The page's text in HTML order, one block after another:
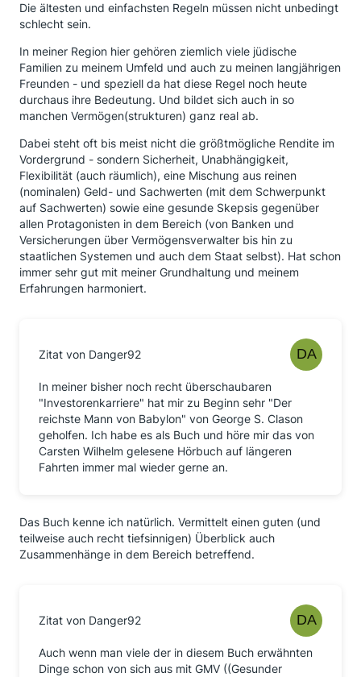
Die ältesten und einfachsten Regeln müssen nicht unbedingt
schlecht sein.
In meiner Region hier gehören ziemlich viele jüdische
Familien zu meinem Umfeld und auch zu meinen langjährigen
Freunden - und speziell da hat diese Regel noch heute
durchaus ihre Bedeutung. Und bildet sich auch in so
manchen Vermögen(strukturen) ganz real ab.
Dabei steht oft bis meist nicht die größtmögliche Rendite im
Vordergrund - sondern Sicherheit, Unabhängigkeit,
Flexibilität (auch räumlich), eine Mischung aus reinen
(nominalen) Geld- und Sachwerten (mit dem Schwerpunkt
auf Sachwerten) sowie eine gesunde Skepsis gegenüber
allen Protagonisten in dem Bereich (von Banken und
Versicherungen über Vermögensverwalter bis hin zu
staatlichen Systemen und auch dem Staat selbst). Hat schon
immer sehr gut mit meiner Grundhaltung und meinem
Erfahrungen harmoniert.
Zitat von Danger92
In meiner bisher noch recht überschaubaren
"Investorenkarriere" hat mir zu Beginn sehr "Der
reichste Mann von Babylon" von George S. Clason
geholfen. Ich habe es als Buch und höre mir das von
Carsten Wilhelm gelesene Hörbuch auf längeren
Fahrten immer mal wieder gerne an.
Das Buch kenne ich natürlich. Vermittelt einen guten (und
teilweise auch recht tiefsinnigen) Überblick auch
Zusammenhänge in dem Bereich betreffend.
Zitat von Danger92
Auch wenn man viele der in diesem Buch erwähnten
Dinge schon von sich aus mit GMV ((Gesunder